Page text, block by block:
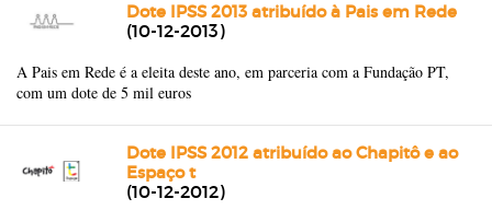
Dote IPSS 2013 atribuído à Pais em Rede
(10-12-2013)
A Pais em Rede é a eleita deste ano, em parceria com a Fundação PT,
com um dote de 5 mil euros
Dote IPSS 2012 atribuído ao Chapitô e ao
Espaço t
(10-12-2012)